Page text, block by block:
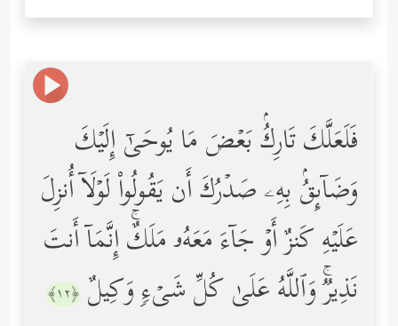
فَلَعَلَّكَ تَارِكُۢ بَعۡضَ مَا یُوحَىٰۤ إِلَیۡكَ
وَضَاۤىِٕقُۢ بِهِۦ صَدۡرُكَ أَن یَقُولُواْ لَوۡلَاۤ أُنزِلَ
عَلَیۡهِ كَنزٌ أَوۡ جَاۤءَ مَعَهُۥ مَلَكٌۚ إِنَّمَاۤ أَنتَ
نَذِیرࣱۚ وَٱللَّهُ عَلَىٰ كُلِّ شَیۡءࣲ وَكِیلٌ ﴿١٢﴾